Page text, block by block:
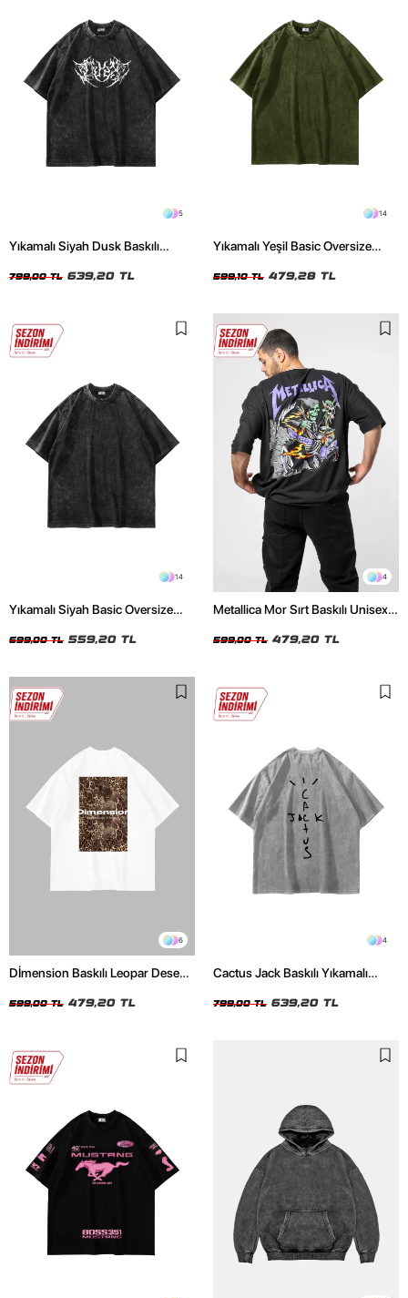
5
Yıkamalı Siyah Dusk Baskılı
799,00 TL 639,20 TL
14
Yıkamalı Yeşil Basic Oversize
599,10 TL 479,28 TL
14
Yıkamalı Siyah Basic Oversize
699,00 TL 559,20 TL
4
Metallica Mor Sırt Baskılı Unisex
599,00 TL 479,20 TL
6
Dİmension Baskılı Leopar Desenli
Tshirt
599,00 TL 479,20 TL
4
Cactus Jack Baskılı Yıkamalı
799,00 TL 639,20 TL